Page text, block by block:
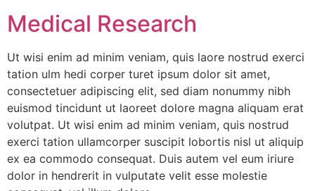
Medical Research
Ut wisi enim ad minim veniam, quis laore nostrud exerci
tation ulm hedi corper turet ipsum dolor sit amet,
consectetuer adipiscing elit, sed diam nonummy nibh
euismod tincidunt ut laoreet dolore magna aliquam erat
volutpat. Ut wisi enim ad minim veniam, quis nostrud
exerci tation ullamcorper suscipit lobortis nisl ut aliquip
ex ea commodo consequat. Duis autem vel eum iriure
dolor in hendrerit in vulputate velit esse molestie